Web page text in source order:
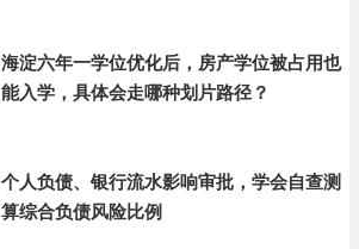
海淀六年一学位优化后，房产学位被占用也
能入学，具体会走哪种划片路径？
个人负债、银行流水影响审批，学会自查测
算综合负债风险比例